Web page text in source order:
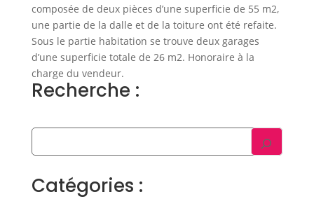
composée de deux pièces d’une superficie de 55 m2,
une partie de la dalle et de la toiture ont été refaite.
Sous le partie habitation se trouve deux garages
d’une superficie totale de 26 m2. Honoraire à la
charge du vendeur.
Recherche :
Catégories :